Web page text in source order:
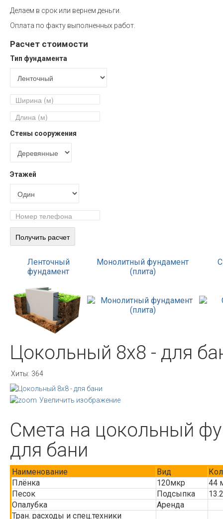
Делаем в срок или вернем деньги.
Оплата по факту выполненных работ.
Расчет стоимости
Тип фундамента
Стены сооружения
Этажей
Ленточный
фундамент
Монолитный фундамент
(плита)
Цокольный 8х8 - для
Хиты: 364
Увеличить изображение
Смета на цокольный
для бани
Наименование Вид
Плёнка
120мкр
44
Песок
Подсыпка
Опалубка
Аренда
Тран. расходы и спец.техники